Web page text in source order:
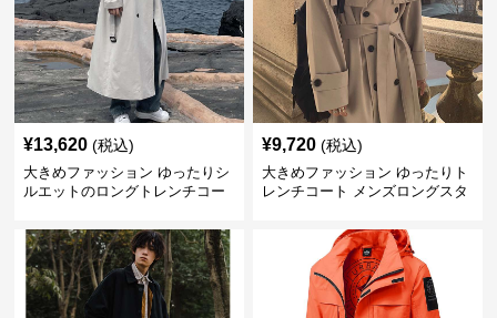
¥13,620 (税込)
大きめファッション ゆったりシ
ルエットのロングトレンチコー
¥9,720 (税込)
大きめファッション ゆったりト
レンチコート メンズロングスタ